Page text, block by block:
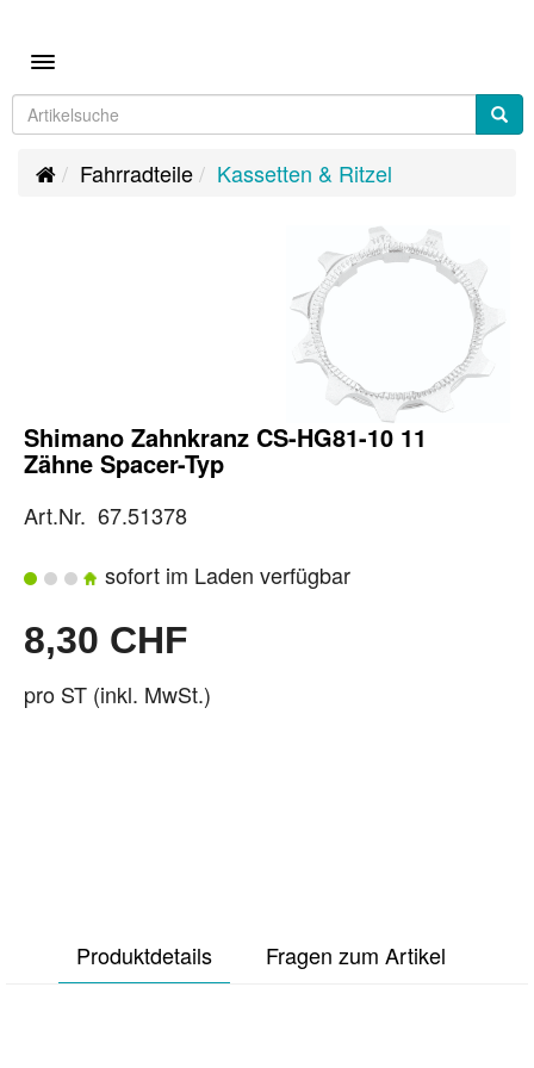
Toggle navigation
Fahrradteile Kassetten & Ritzel
Shimano Zahnkranz CS-HG81-10 11
Zähne Spacer-Typ
Art.Nr. 67.51378
sofort im Laden verfügbar
8,30 CHF
pro ST (inkl. MwSt.)
Produktdetails Fragen zum Artikel